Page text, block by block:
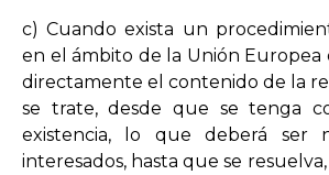
c) Cuando exista un
en el ámbito de la Unión Europea
directamente el contenido de la
se trate, desde que se tenga
existencia, lo que deberá ser
interesados, hasta que se